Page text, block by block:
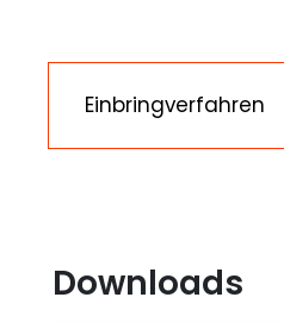
Einbringverfahren
Downloads